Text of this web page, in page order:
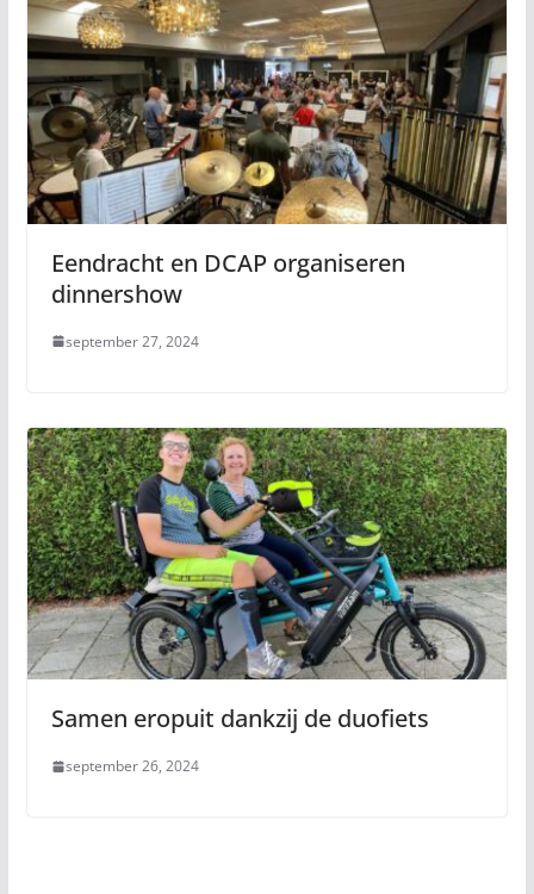
Eendracht en DCAP organiseren
dinnershow
september 27, 2024
Samen eropuit dankzij de duofiets
september 26, 2024